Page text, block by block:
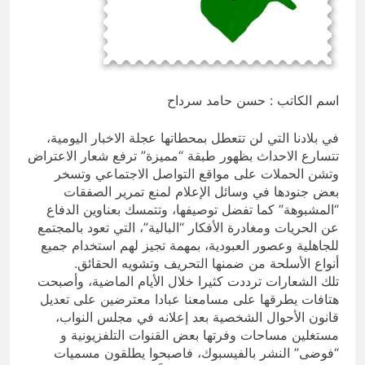
ازمة العلم العراقي.. ليست ازمة فقدان
الوطنية عند العراقيين.. بل (ازمة فقدان
الوطنية بالعلم نفسه) نركز على فئة
الأغلبية (لا ترفع العلم العراقي) وبنفس
7 ساعات Ago
اسم الكاتب : حسن حامد سرداح
في بلادنا التي لن تتعطل بمحطاتها عجلة الاخبار اليومية،
تتسارع الاحداث بظهور طبقة “مميزة” ترفع شعار الاعتراض
وتشن الحملات على مواقع التواصل الاجتماعي وتسخر
بعض جنودها في وسائل الإعلام لمنع تمرير الصفقات
“المشبوهة” كما تفضل توصيفها، وتتمسك بعناوين الدفاع
عن الحريات ومغادرة الأفكار “البالية”، التي تعود بالمجتمع
للجاهلية وعصور العبودية، بمهمة تجيز لهم استخدام جميع
أنواع الأسلحة من ضمنها التحريف وتشويه الحقائق.
تلك الشعارات ترددت كثيرا خلال الأيام الماضية، وأصبحت
هتافات يطرقها على مسامعنا عبادا معترضين على تعديل
قانون الأحوال الشخصية بعد إعلانه في مجلس النواب،
مستغلين مساحات وفرتها بعض القنوات التلفزيونية و
“فوضى” النشر بالفيسبوك، فاصبحوا يطلقون مسميات